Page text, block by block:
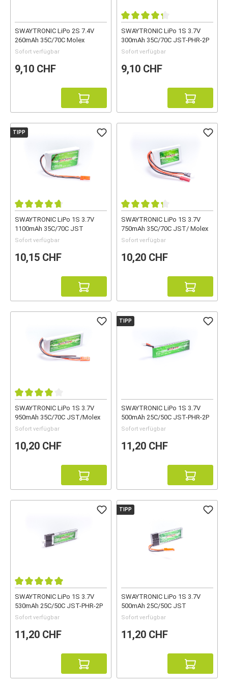
SWAYTRONIC LiPo 2S 7.4V
260mAh 35C/70C Molex
Sofort verfügbar
9,10 CHF
SWAYTRONIC LiPo 1S 3.7V
300mAh 35C/70C JST-PHR-2P
Sofort verfügbar
9,10 CHF
TIPP
SWAYTRONIC LiPo 1S 3.7V
1100mAh 35C/70C JST
Sofort verfügbar
10,15 CHF
SWAYTRONIC LiPo 1S 3.7V
750mAh 35C/70C JST/ Molex
Sofort verfügbar
10,20 CHF
SWAYTRONIC LiPo 1S 3.7V
950mAh 35C/70C JST/Molex
Sofort verfügbar
10,20 CHF
TIPP
SWAYTRONIC LiPo 1S 3.7V
500mAh 25C/50C JST-PHR-2P
Sofort verfügbar
11,20 CHF
SWAYTRONIC LiPo 1S 3.7V
530mAh 25C/50C JST-PHR-2P
Sofort verfügbar
11,20 CHF
TIPP
SWAYTRONIC LiPo 1S 3.7V
500mAh 25C/50C JST
Sofort verfügbar
11,20 CHF